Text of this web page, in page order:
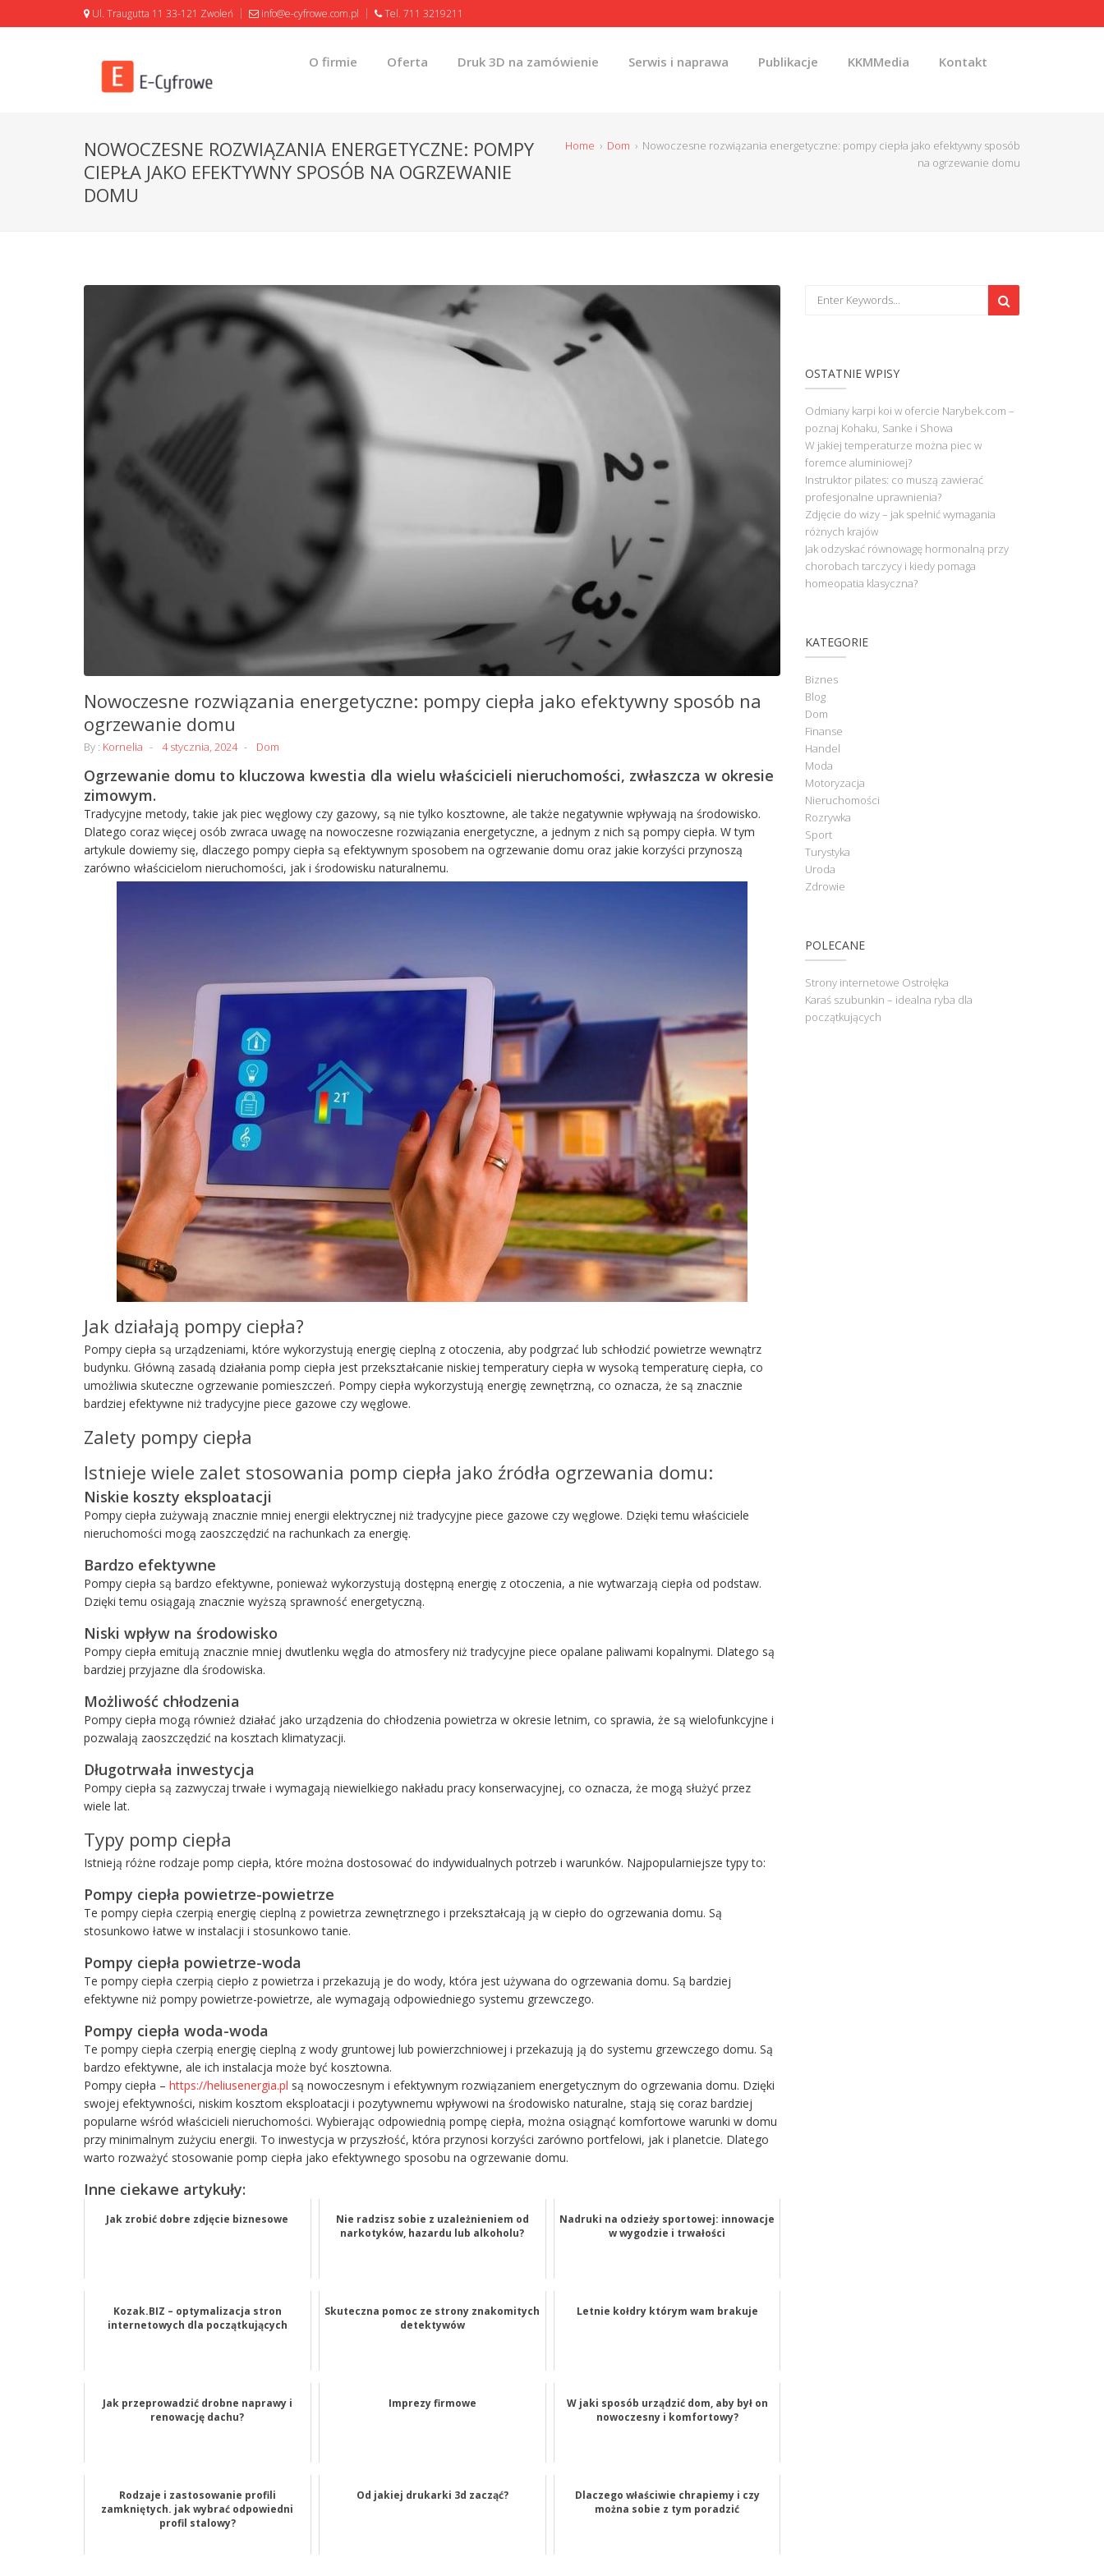
Ul. Traugutta 11 33-121 Zwoleń info@e-cyfrowe.com.pl Tel. 711 3219211
O firmie Oferta Druk 3D na zamówienie Serwis i naprawa Publikacje KKMMedia Kontakt
NOWOCZESNE ROZWIĄZANIA ENERGETYCZNE: POMPY
CIEPŁA JAKO EFEKTYWNY SPOSÓB NA OGRZEWANIE
DOMU
Home › Dom › Nowoczesne rozwiązania energetyczne: pompy ciepła jako efektywny sposób
na ogrzewanie domu
Nowoczesne rozwiązania energetyczne: pompy ciepła jako efektywny sposób na
ogrzewanie domu
By : Kornelia 4 stycznia, 2024 Dom
Ogrzewanie domu to kluczowa kwestia dla wielu właścicieli nieruchomości, zwłaszcza w okresie
zimowym.
Tradycyjne metody, takie jak piec węglowy czy gazowy, są nie tylko kosztowne, ale także negatywnie wpływają na środowisko.
Dlatego coraz więcej osób zwraca uwagę na nowoczesne rozwiązania energetyczne, a jednym z nich są pompy ciepła. W tym
artykule dowiemy się, dlaczego pompy ciepła są efektywnym sposobem na ogrzewanie domu oraz jakie korzyści przynoszą
zarówno właścicielom nieruchomości, jak i środowisku naturalnemu.
Jak działają pompy ciepła?
Pompy ciepła są urządzeniami, które wykorzystują energię cieplną z otoczenia, aby podgrzać lub schłodzić powietrze wewnątrz
budynku. Główną zasadą działania pomp ciepła jest przekształcanie niskiej temperatury ciepła w wysoką temperaturę ciepła, co
umożliwia skuteczne ogrzewanie pomieszczeń. Pompy ciepła wykorzystują energię zewnętrzną, co oznacza, że są znacznie
bardziej efektywne niż tradycyjne piece gazowe czy węglowe.
Zalety pompy ciepła
Istnieje wiele zalet stosowania pomp ciepła jako źródła ogrzewania domu:
Niskie koszty eksploatacji
Pompy ciepła zużywają znacznie mniej energii elektrycznej niż tradycyjne piece gazowe czy węglowe. Dzięki temu właściciele
nieruchomości mogą zaoszczędzić na rachunkach za energię.
Bardzo efektywne
Pompy ciepła są bardzo efektywne, ponieważ wykorzystują dostępną energię z otoczenia, a nie wytwarzają ciepła od podstaw.
Dzięki temu osiągają znacznie wyższą sprawność energetyczną.
Niski wpływ na środowisko
Pompy ciepła emitują znacznie mniej dwutlenku węgla do atmosfery niż tradycyjne piece opalane paliwami kopalnymi. Dlatego są
bardziej przyjazne dla środowiska.
Możliwość chłodzenia
Pompy ciepła mogą również działać jako urządzenia do chłodzenia powietrza w okresie letnim, co sprawia, że są wielofunkcyjne i
pozwalają zaoszczędzić na kosztach klimatyzacji.
Długotrwała inwestycja
Pompy ciepła są zazwyczaj trwałe i wymagają niewielkiego nakładu pracy konserwacyjnej, co oznacza, że mogą służyć przez
wiele lat.
Typy pomp ciepła
Istnieją różne rodzaje pomp ciepła, które można dostosować do indywidualnych potrzeb i warunków. Najpopularniejsze typy to:
Pompy ciepła powietrze-powietrze
Te pompy ciepła czerpią energię cieplną z powietrza zewnętrznego i przekształcają ją w ciepło do ogrzewania domu. Są
stosunkowo łatwe w instalacji i stosunkowo tanie.
Pompy ciepła powietrze-woda
Te pompy ciepła czerpią ciepło z powietrza i przekazują je do wody, która jest używana do ogrzewania domu. Są bardziej
efektywne niż pompy powietrze-powietrze, ale wymagają odpowiedniego systemu grzewczego.
Pompy ciepła woda-woda
Te pompy ciepła czerpią energię cieplną z wody gruntowej lub powierzchniowej i przekazują ją do systemu grzewczego domu. Są
bardzo efektywne, ale ich instalacja może być kosztowna.
Pompy ciepła – https://heliusenergia.pl są nowoczesnym i efektywnym rozwiązaniem energetycznym do ogrzewania domu. Dzięki
swojej efektywności, niskim kosztom eksploatacji i pozytywnemu wpływowi na środowisko naturalne, stają się coraz bardziej
popularne wśród właścicieli nieruchomości. Wybierając odpowiednią pompę ciepła, można osiągnąć komfortowe warunki w domu
przy minimalnym zużyciu energii. To inwestycja w przyszłość, która przynosi korzyści zarówno portfelowi, jak i planetcie. Dlatego
warto rozważyć stosowanie pomp ciepła jako efektywnego sposobu na ogrzewanie domu.
Inne ciekawe artykuły:
Jak zrobić dobre zdjęcie biznesowe
Nie radzisz sobie z uzależnieniem od
narkotyków, hazardu lub alkoholu?
Nadruki na odzieży sportowej: innowacje
w wygodzie i trwałości
Kozak.BIZ – optymalizacja stron
internetowych dla początkujących
Skuteczna pomoc ze strony znakomitych
detektywów
Letnie kołdry którym wam brakuje
Jak przeprowadzić drobne naprawy i
renowację dachu?
Imprezy firmowe
W jaki sposób urządzić dom, aby był on
nowoczesny i komfortowy?
Rodzaje i zastosowanie profili
zamkniętych. jak wybrać odpowiedni
profil stalowy?
Od jakiej drukarki 3d zacząć?
Dlaczego właściwie chrapiemy i czy
można sobie z tym poradzić
OSTATNIE WPISY
Odmiany karpi koi w ofercie Narybek.com –
poznaj Kohaku, Sanke i Showa
W jakiej temperaturze można piec w
foremce aluminiowej?
Instruktor pilates: co muszą zawierać
profesjonalne uprawnienia?
Zdjęcie do wizy – jak spełnić wymagania
różnych krajów
Jak odzyskać równowagę hormonalną przy
chorobach tarczycy i kiedy pomaga
homeopatia klasyczna?
KATEGORIE
Biznes
Blog
Dom
Finanse
Handel
Moda
Motoryzacja
Nieruchomości
Rozrywka
Sport
Turystyka
Uroda
Zdrowie
POLECANE
Strony internetowe Ostrołęka
Karaś szubunkin – idealna ryba dla
początkujących